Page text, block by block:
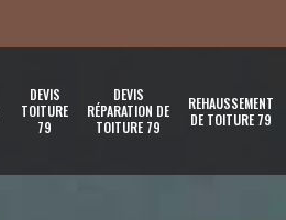
DEVIS
TOITURE
79
DEVIS
RÉPARATION DE
TOITURE 79
REHAUSSEMENT
DE TOITURE 79